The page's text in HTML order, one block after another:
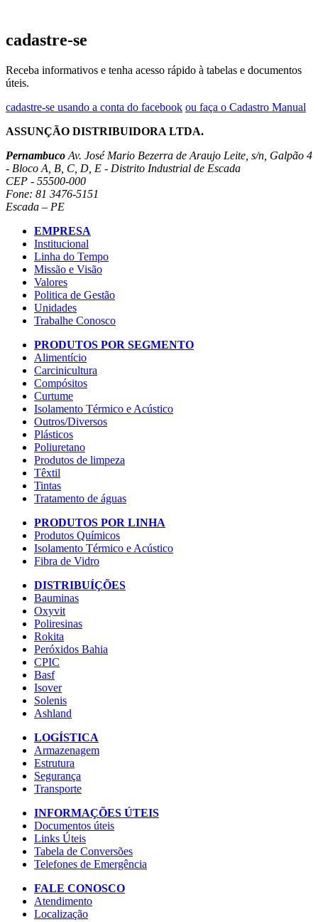
cadastre-se
Receba informativos e tenha acesso rápido à tabelas e documentos
úteis.
cadastre-se usando a conta do facebook ou faça o Cadastro Manual
ASSUNÇÃO DISTRIBUIDORA LTDA.
Pernambuco Av. José Mario Bezerra de Araujo Leite, s/n, Galpão 4
- Bloco A, B, C, D, E - Distrito Industrial de Escada
CEP - 55500-000
Fone: 81 3476-5151
Escada – PE
EMPRESA
Institucional
Linha do Tempo
Missão e Visão
Valores
Politica de Gestão
Unidades
Trabalhe Conosco
PRODUTOS POR SEGMENTO
Alimentício
Carcinicultura
Compósitos
Curtume
Isolamento Térmico e Acústico
Outros/Diversos
Plásticos
Poliuretano
Produtos de limpeza
Têxtil
Tintas
Tratamento de águas
PRODUTOS POR LINHA
Produtos Químicos
Isolamento Térmico e Acústico
Fibra de Vidro
DISTRIBUÍÇÕES
Bauminas
Oxyvit
Poliresinas
Rokita
Peróxidos Bahia
CPIC
Basf
Isover
Solenis
Ashland
LOGÍSTICA
Armazenagem
Estrutura
Segurança
Transporte
INFORMAÇÕES ÚTEIS
Documentos úteis
Links Úteis
Tabela de Conversões
Telefones de Emergência
FALE CONOSCO
Atendimento
Localização